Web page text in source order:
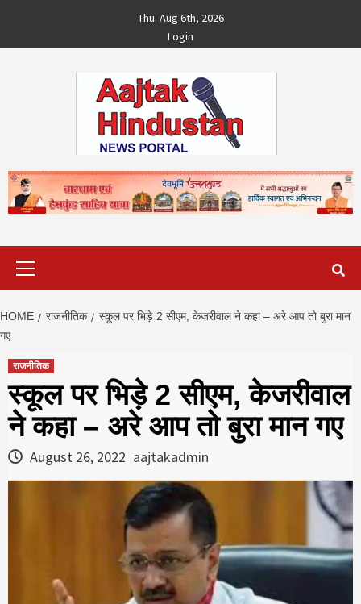
content
Thu. Aug 6th, 2026
Login
HOME राजनीतिक
स्कूल पर भिड़े 2 सीएम, केजरीवाल ने कहा – अरे आप तो बुरा मान
गए
राजनीतिक
स्कूल पर भिड़े 2 सीएम, केजरीवाल
ने कहा – अरे आप तो बुरा मान गए
August 26, 2022 aajtakadmin